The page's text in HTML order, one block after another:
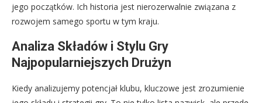
jego początków. Ich historia jest nierozerwalnie związana z
rozwojem samego sportu w tym kraju.
Analiza Składów i Stylu Gry
Najpopularniejszych Drużyn
Kiedy analizujemy potencjał klubu, kluczowe jest zrozumienie